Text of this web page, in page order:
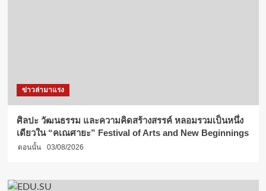
ข่าวล่ามาแรง
ศิลปะ วัฒนธรรม และความคิดสร้างสรรค์ หลอมรวมเป็นหนึ่ง
เดียวใน “คเณศายะ” Festival of Arts and New Beginnings
ตอนนั้น 03/08/2026